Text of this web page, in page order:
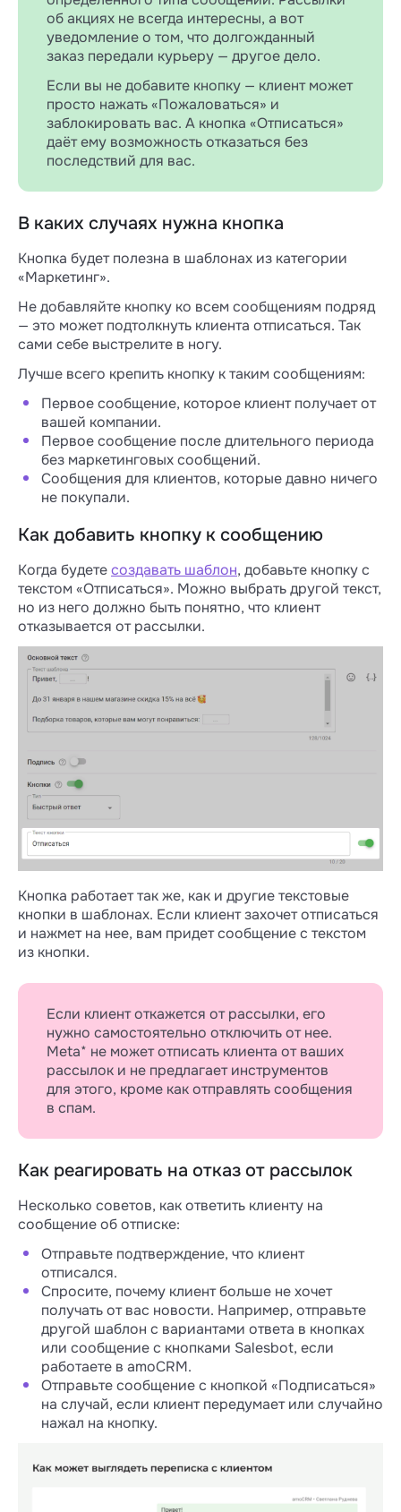
об акциях не всегда интересны, а вот
уведомление о том, что долгожданный
заказ передали курьеру — другое дело.
Если вы не добавите кнопку — клиент может
просто нажать «Пожаловаться» и
заблокировать вас. А кнопка «Отписаться»
даёт ему возможность отказаться без
последствий для вас.
В каких случаях нужна кнопка
Кнопка будет полезна в шаблонах из категории
«Маркетинг».
Не добавляйте кнопку ко всем сообщениям подряд
— это может подтолкнуть клиента отписаться. Так
сами себе выстрелите в ногу.
Лучше всего крепить кнопку к таким сообщениям:
Первое сообщение, которое клиент получает от
вашей компании.
Первое сообщение после длительного периода
без маркетинговых сообщений.
Сообщения для клиентов, которые давно ничего
не покупали.
Как добавить кнопку к сообщению
Когда будетесоздавать шаблон, добавьте кнопку с
текстом «Отписаться». Можно выбрать другой текст,
но из него должно быть понятно, что клиент
отказывается от рассылки.
Кнопка работает так же, как и другие текстовые
кнопки в шаблонах. Если клиент захочет отписаться
и нажмет на нее, вам придет сообщение с текстом
из кнопки.
Если клиент откажется от рассылки, его
нужно самостоятельно отключить от нее.
Meta* не может отписать клиента от ваших
рассылок и не предлагает инструментов
для этого, кроме как отправлять сообщения
в спам.
Как реагировать на отказ от рассылок
Несколько советов, как ответить клиенту на
сообщение об отписке:
Отправьте подтверждение, что клиент
отписался.
Спросите, почему клиент больше не хочет
получать от вас новости. Например, отправьте
другой шаблон с вариантами ответа в кнопках
или сообщение с кнопками Salesbot, если
работаете в amoCRM.
Отправьте сообщение с кнопкой «Подписаться»
на случай, если клиент передумает или случайно
нажал на кнопку.